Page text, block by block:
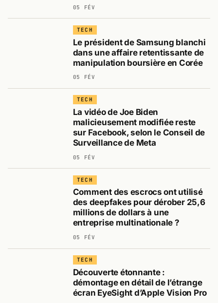
05 FÉV
TECH
Le président de Samsung blanchi
dans une affaire retentissante de
manipulation boursière en Corée
05 FÉV
TECH
La vidéo de Joe Biden
malicieusement modifiée reste
sur Facebook, selon le Conseil de
Surveillance de Meta
05 FÉV
TECH
Comment des escrocs ont utilisé
des deepfakes pour dérober 25,6
millions de dollars à une
entreprise multinationale ?
05 FÉV
TECH
Découverte étonnante :
démontage en détail de l’étrange
écran EyeSight d’Apple Vision Pro